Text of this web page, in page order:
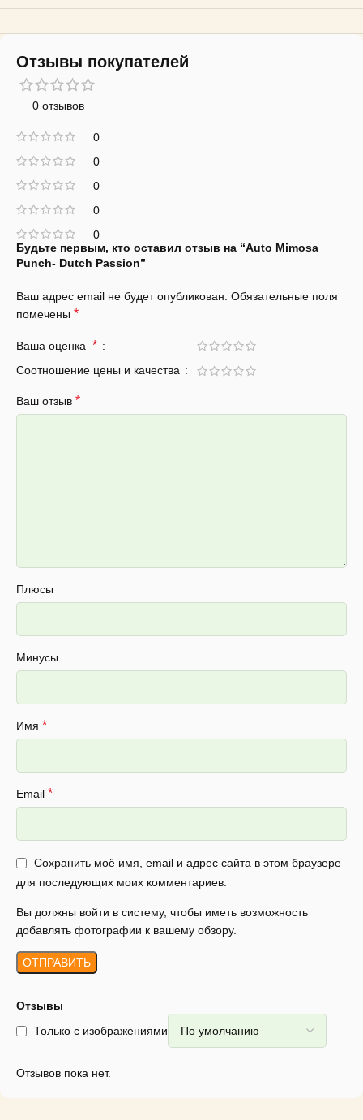
Отзывы покупателей
0 отзывов
0
0
0
0
0
Отзывы
Только с изображениями
Отзывов пока нет.
Будьте первым, кто оставил отзыв на “Auto Mimosa
Punch- Dutch Passion”
Ваш адрес email не будет опубликован. Обязательные поля
помечены *
Ваша оценка *
Соотношение цены и качества
Ваш отзыв *
Плюсы
Минусы
Имя *
Email *
Сохранить моё имя, email и адрес сайта в этом браузере
для последующих моих комментариев.
Вы должны войти в систему, чтобы иметь возможность
добавлять фотографии к вашему обзору.